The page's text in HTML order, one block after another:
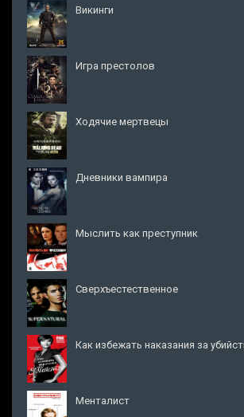
Викинги
Игра престолов
Ходячие мертвецы
Дневники вампира
Мыслить как преступник
Сверхъестественное
Как избежать наказания за
Менталист